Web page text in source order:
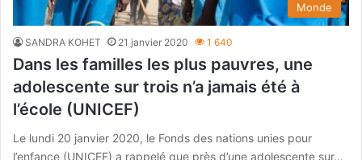
Monde
SANDRA KOHET 21 janvier 2020 1 640
Dans les familles les plus pauvres, une
adolescente sur trois n’a jamais été à
l’école (UNICEF)
Le lundi 20 janvier 2020, le Fonds des nations unies pour
l’enfance (UNICEF) a rappelé que près d’une adolescente sur…